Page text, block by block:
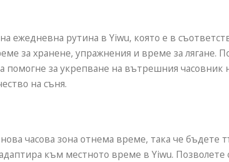
ежедневна рутина в Yiwu, която е в
за хранене, упражнения и време за лягане.
помогне за укрепване на вътрешния часовник
на съня.
часова зона отнема време, така че бъдете
към местното време в Yiwu. Позволете